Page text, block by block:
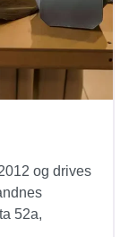
og drives
52a,